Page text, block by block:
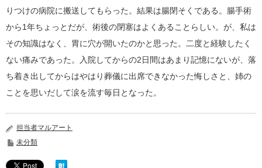
りつけの病院に搬送してもらった。結果は腸閉そくである。腸手術
から1年ちょっとだが、術後の閉塞はよくあることらしい。が、私は
その知識はなく、胃に穴が開いたのかと思った。二度と経験したく
ない痛みであった。入院してからの2日間はあまり記憶にないが、落
ち着き出してからはやはり葬儀に出席できなかった悔しさと、姉の
ことを思いだして涙を流す毎日となった。
担当者マルアート
未分類